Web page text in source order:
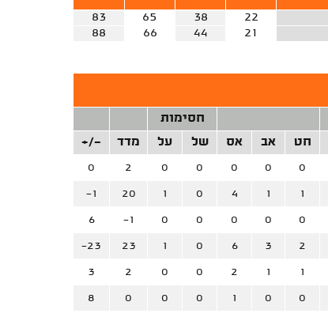
22
38
65
83
21
44
66
88
חסימות
חט אב אס של על מדד +/-
0
0
0
0
0
2
0
1
1
4
0
1
20
-1
0
0
0
0
0
-1
6
2
3
6
0
1
23
-23
1
1
2
0
0
2
3
0
0
1
0
0
0
8